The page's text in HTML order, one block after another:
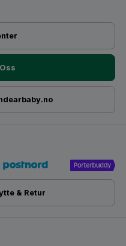
& Retur